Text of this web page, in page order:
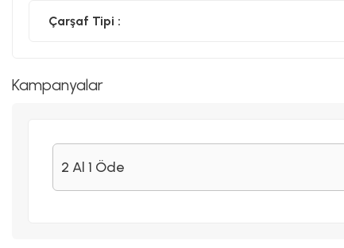
Çarşaf Tipi :
Kampanyalar
2 Al 1 Öde